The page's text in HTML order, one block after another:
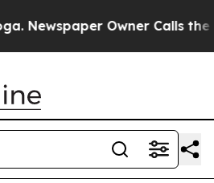
Owner Calls the